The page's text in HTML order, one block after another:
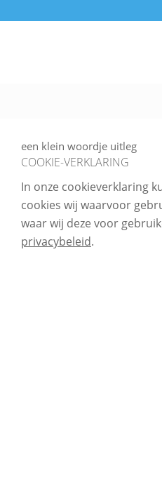
een klein woordje uitleg
COOKIE-VERKLARING
In onze cookieverklaring
cookies wij waarvoor
waar wij deze voor
privacybeleid.